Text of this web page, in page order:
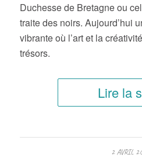
Duchesse de Bretagne ou
traite des noirs. Aujourd’hui
vibrante où l’art et la
trésors.
Lire la
2 AVRIL